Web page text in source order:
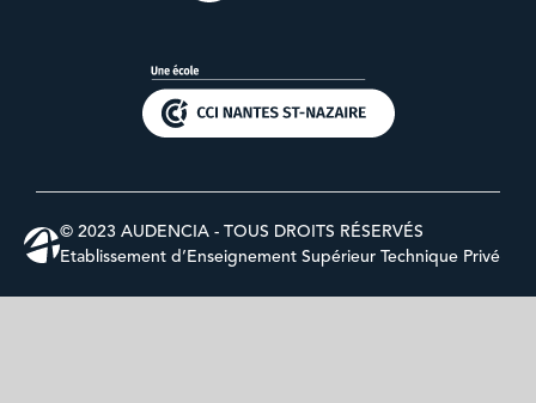
© 2023 AUDENCIA - TOUS DROITS RÉSERVÉS
Etablissement d’Enseignement Supérieur Technique Privé